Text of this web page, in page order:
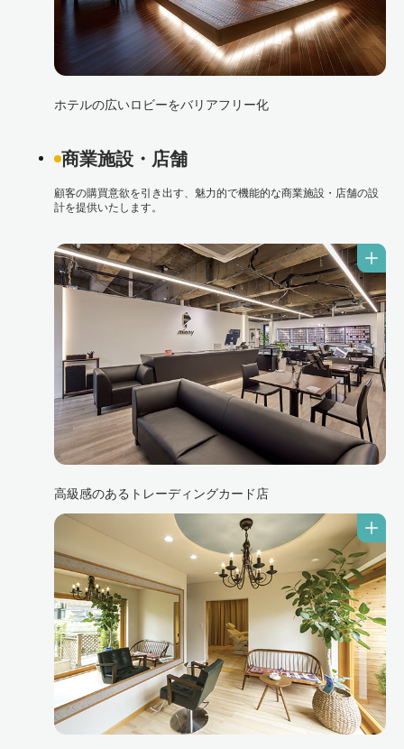
ホテルの広いロビーをバリアフリー化
商業施設・店舗
顧客の購買意欲を引き出す、魅力的で機能的な商業施設・店舗の設
計を提供いたします。
高級感のあるトレーディングカード店